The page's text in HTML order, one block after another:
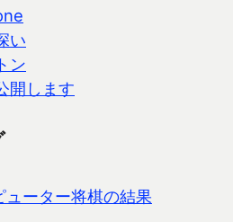
い
ン
開します
ーター将棋の結果